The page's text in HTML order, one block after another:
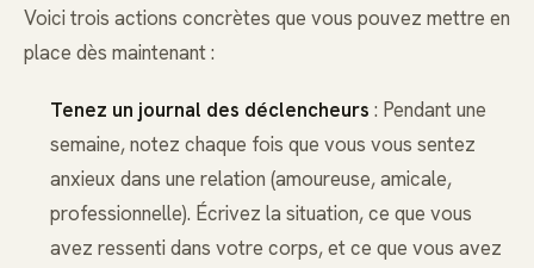
Voici trois actions concrètes que vous pouvez mettre en
place dès maintenant :
Tenez un journal des déclencheurs : Pendant une
semaine, notez chaque fois que vous vous sentez
anxieux dans une relation (amoureuse, amicale,
professionnelle). Écrivez la situation, ce que vous
avez ressenti dans votre corps, et ce que vous avez